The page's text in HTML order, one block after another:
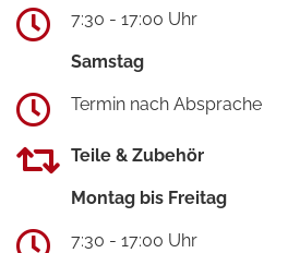
7:30 - 17:00 Uhr
Samstag
Termin nach Absprache
Teile & Zubehör
Montag bis Freitag
7:30 - 17:00 Uhr